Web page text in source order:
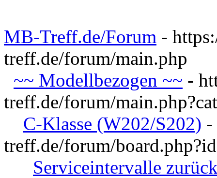
MB-Treff.de/Forum -
treff.de/forum/main.php
~~ Modellbezogen ~~ -
treff.de/forum/
C-Klasse (W202/S202) -
treff.de/forum/
Serviceintervalle